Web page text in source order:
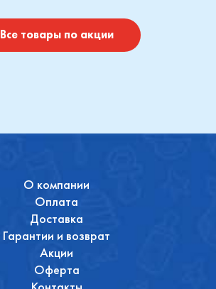
Купить
Все товары по акции
О компании
Оплата
Доставка
Гарантии и возврат
Акции
Оферта